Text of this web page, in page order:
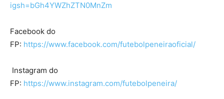
igsh=bGh4YWZhZTN0MnZm
Facebook do
FP: https://www.facebook.com/futebolpeneiraoficial/
Instagram do
FP: https://www.instagram.com/futebolpeneira/